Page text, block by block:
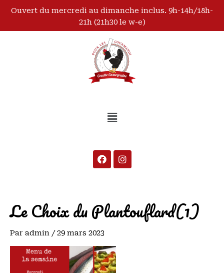
Ouvert du mercredi au dimanche inclus. 9h-14h/18h-
21h (21h30 le w-e)
Le Choix du Plantouflard(1)
Par admin /29 mars 2023